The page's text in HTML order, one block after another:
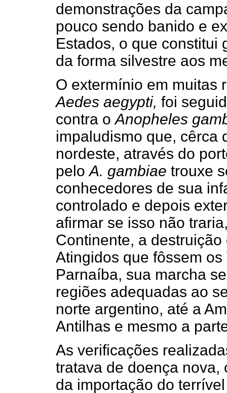
demonstrações da
pouco sendo banido e
Estados, o que constitui
da forma silvestre aos
O extermínio em muitas
Aedes aegypti, foi
contra oAnopheles
impaludismo que, cêrca
nordeste, através do
peloA. gambiae trouxe
conhecedores de sua
controlado e depois
afirmar se isso não
Continente, a
Atingidos que fôssem
Parnaíba, sua marcha
regiões adequadas ao
norte argentino, até a
Antilhas e mesmo a
As verificações
tratava de doença nova,
da importação do